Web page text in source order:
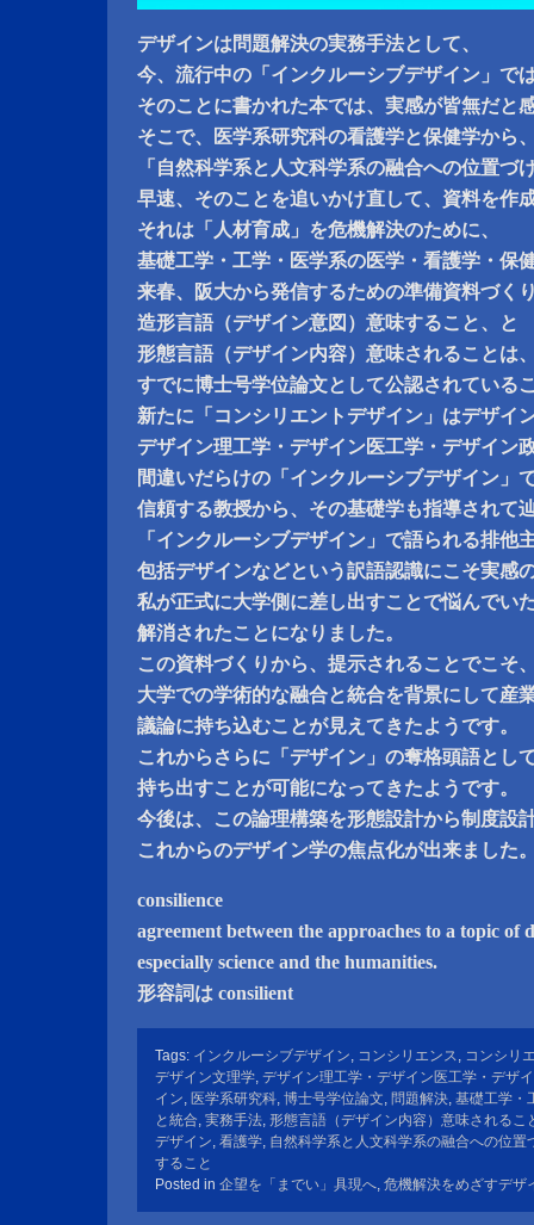
デザインは問題解決の実務手法として、
今、流行中の「インクルーシブデザイン」で
そのことに書かれた本では、実感が皆無だと
そこで、医学系研究科の看護学と保健学から
「自然科学系と人文科学系の融合への位置づ
早速、そのことを追いかけ直して、資料を作
それは「人材育成」を危機解決のために、
基礎工学・工学・医学系の医学・看護学・保
来春、阪大から発信するための準備資料づく
造形言語（デザイン意図）意味すること、と
形態言語（デザイン内容）意味されることは
すでに博士号学位論文として公認されている
新たに「コンシリエントデザイン」はデザイ
デザイン理工学・デザイン医工学・デザイン
間違いだらけの「インクルーシブデザイン」
信頼する教授から、その基礎学も指導されて
「インクルーシブデザイン」で語られる排他
包括デザインなどという訳語認識にこそ実感
私が正式に大学側に差し出すことで悩んでい
解消されたことになりました。
この資料づくりから、提示されることでこそ
大学での学術的な融合と統合を背景にして産
議論に持ち込むことが見えてきたようです。
これからさらに「デザイン」の奪格頭語とし
持ち出すことが可能になってきたようです。
今後は、この論理構築を形態設計から制度設
これからのデザイン学の焦点化が出来ました
consilience
agreement between the approaches to a topic of
especially science and the humanities.
形容詞は consilient
Tags: インクルーシブデザイン, コンシリエンス, コンシリ
デザイン文理学, デザイン理工学・デザイン医工学・デザ
イン, 医学系研究科, 博士号学位論文, 問題解決, 基礎工学・
と統合, 実務手法, 形態言語（デザイン内容）意味されるこ
デザイン, 看護学, 自然科学系と人文科学系の融合への位置
すること
Posted in 企望を「までい」具現へ, 危機解決をめざすデザ